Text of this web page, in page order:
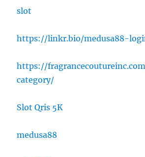
slot
https://linkr.bio/medusa88-
https://
category/
Slot Qris 5K
medusa88